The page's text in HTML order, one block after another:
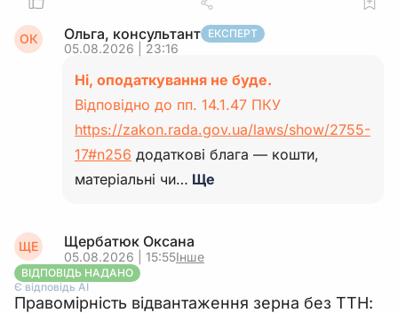
ОК Ольга, консультант ЕКСПЕРТ
05.08.2026 | 23:16
Ні, оподаткування не буде.
Відповідно до пп. 14.1.47 ПКУ
https://zakon.rada.gov.ua/laws/show/2755-
17#n256 додаткові блага — кошти,
матеріальні чи… Ще
ЩЕ Щербатюк Оксана
05.08.2026 | 15:55Інше
ВІДПОВІДЬ НАДАНО
Є відповідь АІ
Правомірність відвантаження зерна без ТТН: